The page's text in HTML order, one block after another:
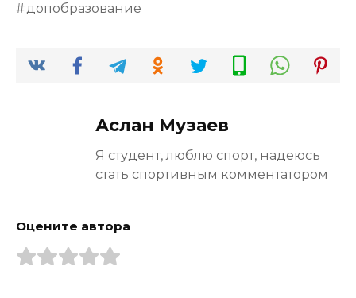
допобразование
Аслан Музаев
Я студент, люблю спорт, надеюсь
стать спортивным комментатором
Оцените автора